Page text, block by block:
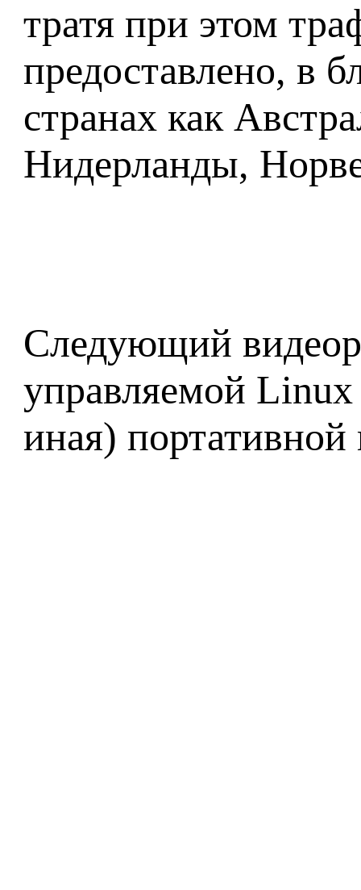
тратя при этом
предоставлено, в
странах как
Нидерланды,
Следующий
управляемой Linux
иная)